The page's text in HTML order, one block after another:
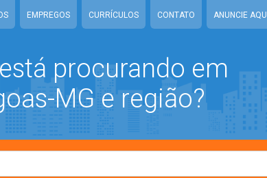
EMPREGOS CURRÍCULOS CONTATO ANUNCIE AQUI
procurando em
MG e região?